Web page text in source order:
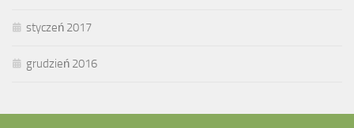
styczeń 2017
grudzień 2016